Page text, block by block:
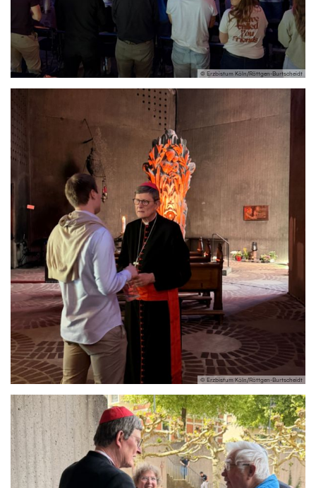
© Erzbistum Köln/Röttgen-Burtscheidt
© Erzbistum Köln/Röttgen-Burtscheidt